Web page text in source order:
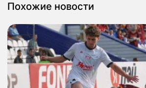
Похожие новости